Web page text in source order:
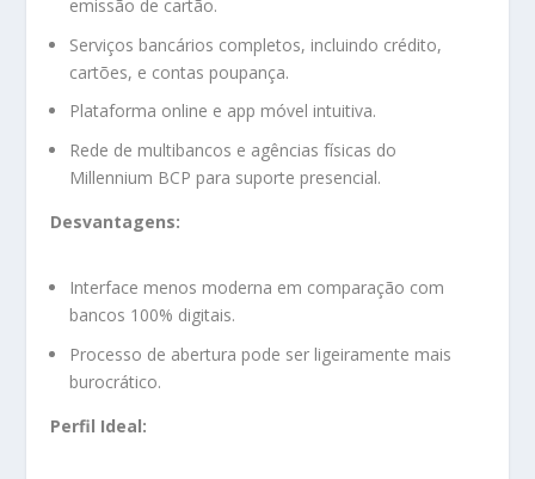
emissão de cartão.
Serviços bancários completos, incluindo crédito,
cartões, e contas poupança.
Plataforma online e app móvel intuitiva.
Rede de multibancos e agências físicas do
Millennium BCP para suporte presencial.
Desvantagens:
Interface menos moderna em comparação com
bancos 100% digitais.
Processo de abertura pode ser ligeiramente mais
burocrático.
Perfil Ideal: